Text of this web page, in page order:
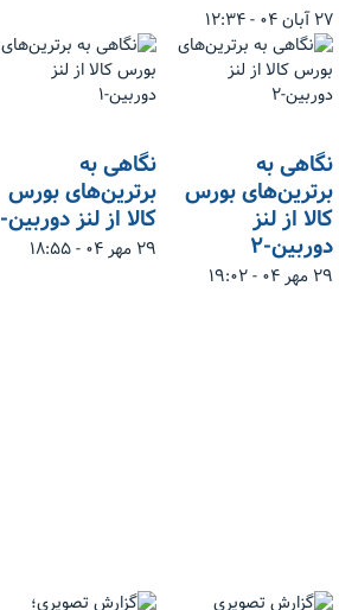
۲۷ آبان ۰۴ - ۱۲:۳۴
نگاهی به
برترین‌های بورس
کالا از لنز
دوربین-۲
۲۹ مهر ۰۴ - ۱۹:۰۲
نگاهی به
برترین‌های بورس
کالا از لنز دوربین-۱
۲۹ مهر ۰۴ - ۱۸:۵۵